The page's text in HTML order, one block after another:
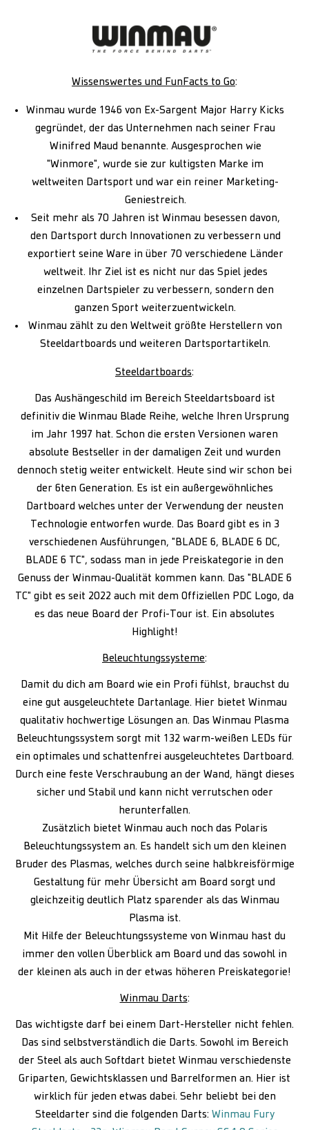
Wissenswertes und FunFacts to Go:
Winmau wurde 1946 von Ex-Sargent Major Harry Kicks
gegründet, der das Unternehmen nach seiner Frau
Winifred Maud benannte. Ausgesprochen wie
"Winmore", wurde sie zur kultigsten Marke im
weltweiten Dartsport und war ein reiner Marketing-
Geniestreich.
Seit mehr als 70 Jahren ist Winmau besessen davon,
den Dartsport durch Innovationen zu verbessern und
exportiert seine Ware in über 70 verschiedene Länder
weltweit. Ihr Ziel ist es nicht nur das Spiel jedes
einzelnen Dartspieler zu verbessern, sondern den
ganzen Sport weiterzuentwickeln.
Winmau zählt zu den Weltweit größte Herstellern von
Steeldartboards und weiteren Dartsportartikeln.
Steeldartboards:
Das Aushängeschild im Bereich Steeldartsboard ist
definitiv die Winmau Blade Reihe, welche Ihren Ursprung
im Jahr 1997 hat. Schon die ersten Versionen waren
absolute Bestseller in der damaligen Zeit und wurden
dennoch stetig weiter entwickelt. Heute sind wir schon bei
der 6ten Generation. Es ist ein außergewöhnliches
Dartboard welches unter der Verwendung der neusten
Technologie entworfen wurde. Das Board gibt es in 3
verschiedenen Ausführungen, "BLADE 6, BLADE 6 DC,
BLADE 6 TC", sodass man in jede Preiskategorie in den
Genuss der Winmau-Qualität kommen kann. Das "BLADE 6
TC" gibt es seit 2022 auch mit dem Offiziellen PDC Logo, da
es das neue Board der Profi-Tour ist. Ein absolutes
Highlight!
Beleuchtungssysteme:
Damit du dich am Board wie ein Profi fühlst, brauchst du
eine gut ausgeleuchtete Dartanlage. Hier bietet Winmau
qualitativ hochwertige Lösungen an. Das Winmau Plasma
Beleuchtungssystem sorgt mit 132 warm-weißen LEDs für
ein optimales und schattenfrei ausgeleuchtetes Dartboard.
Durch eine feste Verschraubung an der Wand, hängt dieses
sicher und Stabil und kann nicht verrutschen oder
herunterfallen.
Zusätzlich bietet Winmau auch noch das Polaris
Beleuchtungssystem an. Es handelt sich um den kleinen
Bruder des Plasmas, welches durch seine halbkreisförmige
Gestaltung für mehr Übersicht am Board sorgt und
gleichzeitig deutlich Platz sparender als das Winmau
Plasma ist.
Mit Hilfe der Beleuchtungssysteme von Winmau hast du
immer den vollen Überblick am Board und das sowohl in
der kleinen als auch in der etwas höheren Preiskategorie!
Winmau Darts:
Das wichtigste darf bei einem Dart-Hersteller nicht fehlen.
Das sind selbstverständlich die Darts. Sowohl im Bereich
der Steel als auch Softdart bietet Winmau verschiedenste
Griparten, Gewichtsklassen und Barrelformen an. Hier ist
wirklich für jeden etwas dabei. Sehr beliebt bei den
Steeldarter sind die folgenden Darts: Winmau Fury